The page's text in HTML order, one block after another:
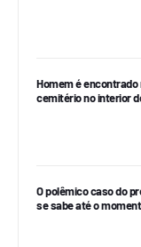
Homem é
cemitério no interior
O polêmico caso do
se sabe até o